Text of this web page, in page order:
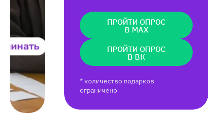
ПРОЙТИ ОПРОС
В MAX
ПРОЙТИ ОПРОС
В ВК
* количество подарков
ограничено